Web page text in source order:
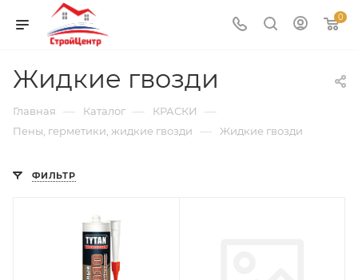
0
Жидкие гвозди
Главная — Каталог — КРАСКИ —
Пены, герметики, жидкие гвозди — Жидкие гвозди
ФИЛЬТР